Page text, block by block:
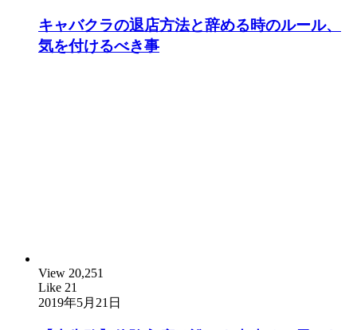
キャバクラの退店方法と辞める時のルール、
気を付けるべき事
View 20,251
Like 21
2019年5月21日